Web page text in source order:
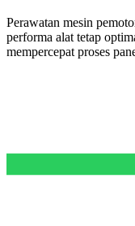
Perawatan mesin
performa alat tetap
mempercepat proses